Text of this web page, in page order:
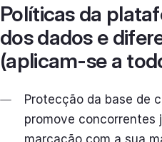
Políticas da
dos dados e
(aplicam-se a
Protecção da base de
promove concorrentes
marcação com a sua